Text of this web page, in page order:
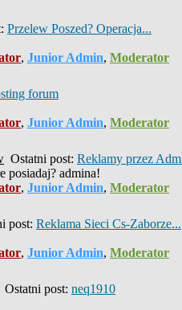
Przelew Poszed? Operacja...
, Junior Admin, Moderator
forum
, Junior Admin, Moderator
Ostatni post: Reklamy przez
posiadaj? admina!
, Junior Admin, Moderator
post: Reklama Sieci Cs-Zaborze...
, Junior Admin, Moderator
Ostatni post: neq1910